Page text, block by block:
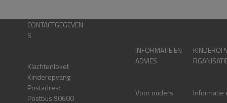
CONTACTGEGEVEN
S
Klachtenloket
Kinderopvang
Postadres:
Postbus 90600
INFORMATIE EN
ADVIES
Voor ouders
Informatie